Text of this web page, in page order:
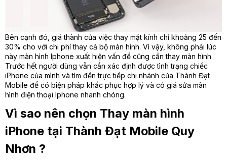
Bên cạnh đó, giá thành của việc thay mặt kính chỉ khoảng 25 đến
30% cho với chi phí thay cả bộ màn hình. Vì vậy, không phải lúc
này màn hình Iphone xuất hiện vấn đề cũng cần thay màn hình.
Trước hết người dùng vẫn cần xác định được tình trạng chiếc
iPhone của mình và tìm đến trực tiếp chi nhánh của Thành Đạt
Mobile để có biện pháp khắc phục hợp lý và có giá sửa màn
hình điện thoại Iphone nhanh chóng.
Vì sao nên chọn Thay màn hình
iPhone tại Thành Đạt Mobile Quy
Nhơn ?